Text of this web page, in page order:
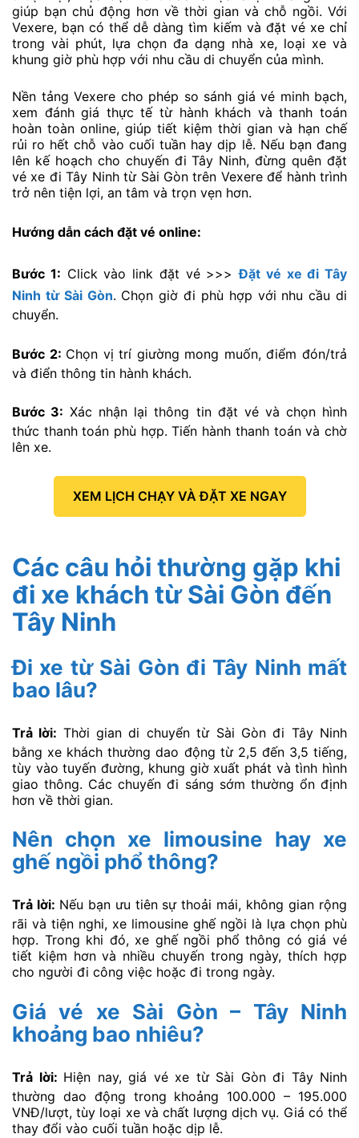
giúp bạn chủ động hơn về thời gian và chỗ ngồi. Với
Vexere, bạn có thể dễ dàng tìm kiếm và đặt vé xe chỉ
trong vài phút, lựa chọn đa dạng nhà xe, loại xe và
khung giờ phù hợp với nhu cầu di chuyển của mình.
Nền tảng Vexere cho phép so sánh giá vé minh bạch,
xem đánh giá thực tế từ hành khách và thanh toán
hoàn toàn online, giúp tiết kiệm thời gian và hạn chế
rủi ro hết chỗ vào cuối tuần hay dịp lễ. Nếu bạn đang
lên kế hoạch cho chuyến đi Tây Ninh, đừng quên đặt
vé xe đi Tây Ninh từ Sài Gòn trên Vexere để hành trình
trở nên tiện lợi, an tâm và trọn vẹn hơn.
Hướng dẫn cách đặt vé online:
Bước 1: Click vào link đặt vé >>>Đặt vé xe đi Tây
Ninh từ Sài Gòn. Chọn giờ đi phù hợp với nhu cầu di
chuyển.
Bước 2: Chọn vị trí giường mong muốn, điểm đón/trả
và điển thông tin hành khách.
Bước 3: Xác nhận lại thông tin đặt vé và chọn hình
thức thanh toán phù hợp. Tiến hành thanh toán và chờ
lên xe.
XEM LỊCH CHẠY VÀ ĐẶT XE NGAY
Các câu hỏi thường gặp khi
đi xe khách từ Sài Gòn đến
Tây Ninh
Đi xe từ Sài Gòn đi Tây Ninh mất
bao lâu?
Trả lời: Thời gian di chuyển từ Sài Gòn đi Tây Ninh
bằng xe khách thường dao động từ 2,5 đến 3,5 tiếng,
tùy vào tuyến đường, khung giờ xuất phát và tình hình
giao thông. Các chuyến đi sáng sớm thường ổn định
hơn về thời gian.
Nên chọn xe limousine hay xe
ghế ngồi phổ thông?
Trả lời: Nếu bạn ưu tiên sự thoải mái, không gian rộng
rãi và tiện nghi, xe limousine ghế ngồi là lựa chọn phù
hợp. Trong khi đó, xe ghế ngồi phổ thông có giá vé
tiết kiệm hơn và nhiều chuyến trong ngày, thích hợp
cho người đi công việc hoặc đi trong ngày.
Giá vé xe Sài Gòn – Tây Ninh
khoảng bao nhiêu?
Trả lời: Hiện nay, giá vé xe từ Sài Gòn đi Tây Ninh
thường dao động trong khoảng 100.000 – 195.000
VNĐ/lượt, tùy loại xe và chất lượng dịch vụ. Giá có thể
thay đổi vào cuối tuần hoặc dịp lễ.